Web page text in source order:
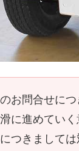
お問合せにつ
に進めてい
つきまして